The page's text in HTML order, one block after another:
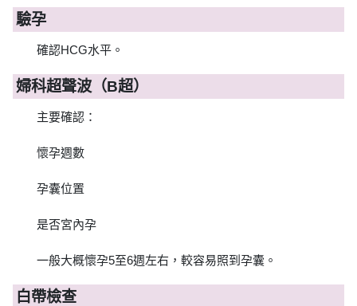
驗孕
確認HCG水平。
婦科超聲波（B超）
主要確認：
懷孕週數
孕囊位置
是否宮內孕
一般大概懷孕5至6週左右，較容易照到孕囊。
白帶檢查